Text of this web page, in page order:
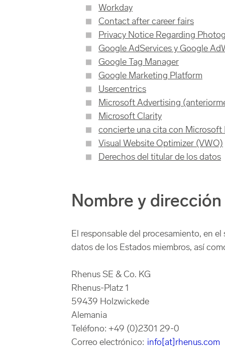
Workday
Contact after career fairs
Privacy Notice Regarding
Google AdServices y Google
Google Tag Manager
Google Marketing Platform
Usercentrics
Microsoft Advertising
Microsoft Clarity
concierte una cita con Microsoft
Visual Website Optimizer (VWO)
Derechos del titular de los datos
Nombre y
El responsable del procesamiento, en
datos de los Estados miembros, así
Rhenus SE & Co. KG
Rhenus-Platz 1
59439 Holzwickede
Alemania
Teléfono: +49 (0)2301 29-0
Correo electrónico: info[at]rhenus.com